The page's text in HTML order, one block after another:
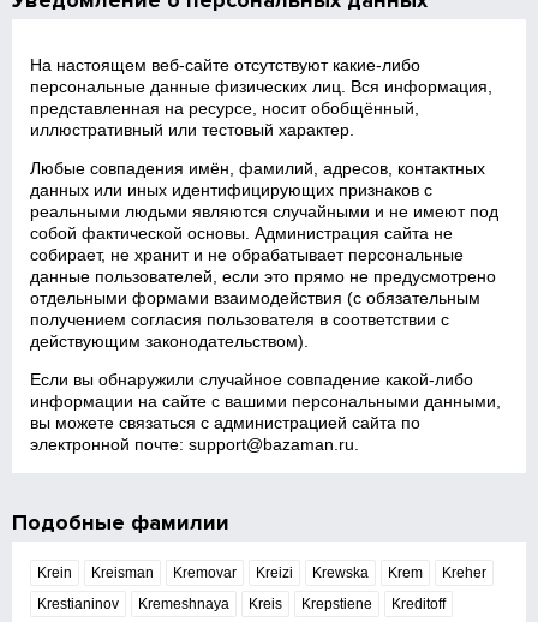
На настоящем веб‑сайте отсутствуют какие‑либо
персональные данные физических лиц. Вся информация,
представленная на ресурсе, носит обобщённый,
иллюстративный или тестовый характер.
Любые совпадения имён, фамилий, адресов, контактных
данных или иных идентифицирующих признаков с
реальными людьми являются случайными и не имеют под
собой фактической основы. Администрация сайта не
собирает, не хранит и не обрабатывает персональные
данные пользователей, если это прямо не предусмотрено
отдельными формами взаимодействия (с обязательным
получением согласия пользователя в соответствии с
действующим законодательством).
Если вы обнаружили случайное совпадение какой‑либо
информации на сайте с вашими персональными данными,
вы можете связаться с администрацией сайта по
электронной почте:support@bazaman.ru
Подобные фамилии
Krein Kreisman Kremovar Kreizi Krewska Krem
Kreher
Krestianinov
Kremeshnaya Kreis Krepstiene Kreditoff